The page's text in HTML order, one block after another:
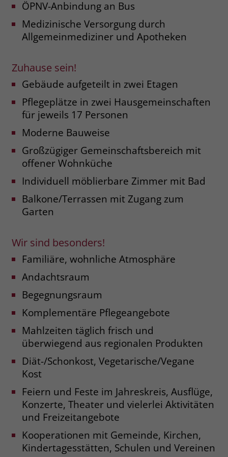
ÖPNV-Anbindung an Bus
Medizinische Versorgung durch
Allgemeinmediziner und Apotheken
Zuhause sein!
Gebäude aufgeteilt in zwei Etagen
Pflegeplätze in zwei Hausgemeinschaften
für jeweils 17 Personen
Moderne Bauweise
Großzügiger Gemeinschaftsbereich mit
offener Wohnküche
Individuell möblierbare Zimmer mit Bad
Balkone/Terrassen mit Zugang zum
Garten
Wir sind besonders!
Familiäre, wohnliche Atmosphäre
Andachtsraum
Begegnungsraum
Komplementäre Pflegeangebote
Mahlzeiten täglich frisch und
überwiegend aus regionalen Produkten
Diät-/Schonkost, Vegetarische/Vegane
Kost
Feiern und Feste im Jahreskreis, Ausflüge,
Konzerte, Theater und vielerlei Aktivitäten
und Freizeitangebote
Kooperationen mit Gemeinde, Kirchen,
Kindertagesstätten, Schulen und Vereinen
Anbieter .fonts.net
Zweck
This cookie, set by Cloudflare, is used to
support Cloudflare Bot Management.
Anbieter jobs.stiftung-liebenau.de
Laufzeit Session
Zweck
allen Seitenanfragen bei.
Name _gcl_au
Anbieter
Laufzeit 90 Tage
Zweck Enthält eine zufallsgenerierte User-ID.
Name
Anbieter
Laufzeit 90 Tage
User über einen Klick auf eine Google
sodass erzielte Erfolge wie z.B.
Bestellungen oder Kontaktanfragen der
Anzeige zugewiesen werden können.
Name _gcl_dc
Anbieter
Laufzeit 90 Tage
Zweck
Dieses Cookie wird gesetzt, wenn ein
Werbeanzeige auf die Website gelangt.
Es enthält Informationen darüber,
welche Werbeanzeige geklickt wurde,
sodass erzielte Erfolge wie z.B.
Bestellungen oder Kontaktanfragen der
Anzeige zugewiesen werden können.